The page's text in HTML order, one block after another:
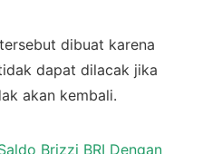
dibuat karena
dapat dilacak jika
akan kembali.
Brizzi BRI Dengan